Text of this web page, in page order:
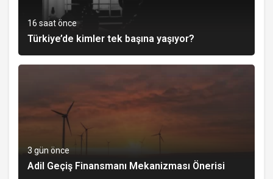
16 saat önce
Türkiye’de kimler tek başına yaşıyor?
3 gün önce
Adil Geçiş Finansmanı Mekanizması Önerisi